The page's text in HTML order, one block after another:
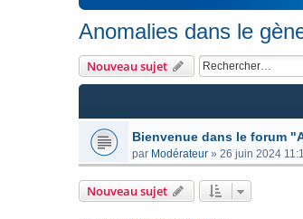
Anomalies dans le
Nouveau sujet
Bienvenue dans le forum
par Modérateur » 26 juin 2024
Nouveau sujet